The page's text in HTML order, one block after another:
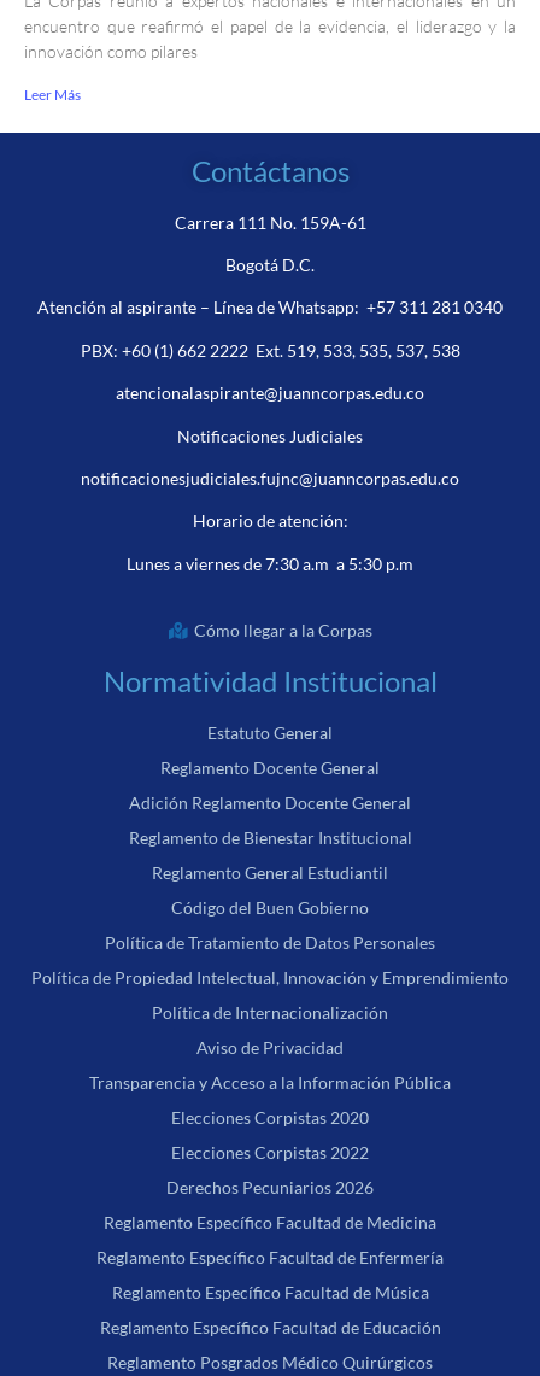
encuentro que reafirmó el papel de la evidencia, el liderazgo y la
innovación como pilares
Leer Más
Contáctanos
Carrera 111 No. 159A-61
Bogotá D.C.
Atención al aspirante – Línea de Whatsapp: +57 311 281 0340
PBX: +60 (1) 662 2222Ext. 519, 533, 535, 537, 538
atencionalaspirante@juanncorpas.edu.co
Notificaciones Judiciales
notificacionesjudiciales.fujnc@juanncorpas.edu.co
Horario de atención:
Lunes a viernes de 7:30 a.m a 5:30 p.m
Cómo llegar a la Corpas
Normatividad Institucional
Estatuto General
Reglamento Docente General
Adición Reglamento Docente General
Reglamento de Bienestar Institucional
Reglamento General Estudiantil
Código del Buen Gobierno
Política de Tratamiento de Datos Personales
Política de Propiedad Intelectual, Innovación y Emprendimiento
Política de Internacionalización
Aviso de Privacidad
Transparencia y Acceso a la Información Pública
Elecciones Corpistas 2020
Elecciones Corpistas 2022
Derechos Pecuniarios 2026
Reglamento Específico Facultad de Medicina
Reglamento Específico Facultad de Enfermería
Reglamento Específico Facultad de Música
Reglamento Específico Facultad de Educación
Reglamento Posgrados Médico Quirúrgicos